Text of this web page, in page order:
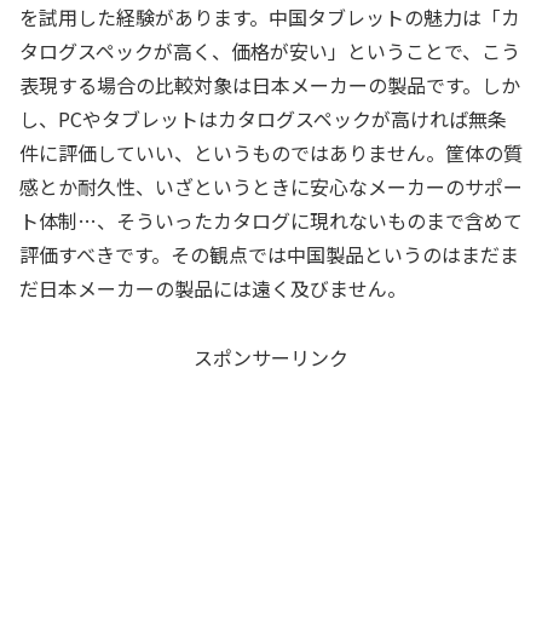
を試用した経験があります。中国タブレットの魅力は「カ
タログスペックが高く、価格が安い」ということで、こう
表現する場合の比較対象は日本メーカーの製品です。しか
し、PCやタブレットはカタログスペックが高ければ無条
件に評価していい、というものではありません。筐体の質
感とか耐久性、いざというときに安心なメーカーのサポー
ト体制…、そういったカタログに現れないものまで含めて
評価すべきです。その観点では中国製品というのはまだま
だ日本メーカーの製品には遠く及びません。
スポンサーリンク